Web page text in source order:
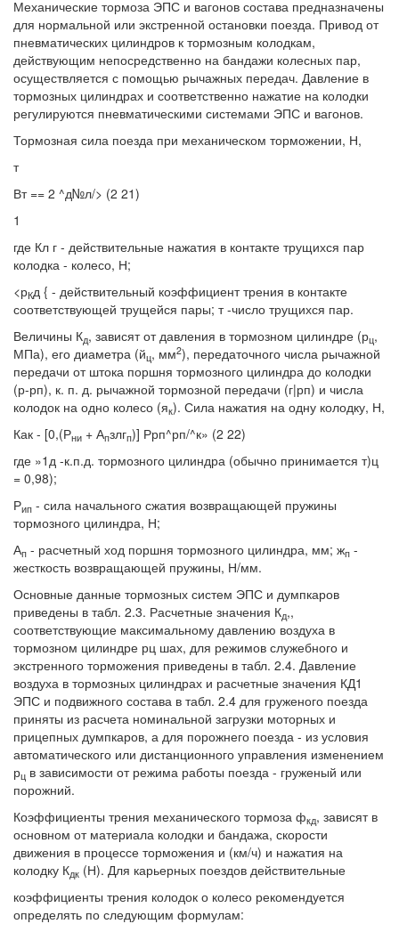
Механические тормоза ЭПС и вагонов состава предназначены
для нормальной или экстренной остановки поезда. Привод от
пневматических цилиндров к тормозным колодкам,
действующим непосредственно на бандажи колесных пар,
осуществляется с помощью рычажных передач. Давление в
тормозных цилиндрах и соответственно нажатие на колодки
регулируются пневматическими системами ЭПС и вагонов.
Тормозная сила поезда при механическом торможении, Н,
т
Вт == 2 ^д№л/> (2 21)
1
где Кл г - действительные нажатия в контакте трущихся пар
колодка - колесо, Н;
<рКд { - действительный коэффициент трения в контакте
соответствующей трущейся пары; т -число трущихся пар.
Величины Кд, зависят от давления в тормозном цилиндре (рц,
МПа), его диаметра (йц, мм2), передаточного числа рычажной
передачи от штока поршня тормозного цилиндра до колодки
(р-рп), к. п. д. рычажной тормозной передачи (г|рп) и числа
колодок на одно колесо (як). Сила нажатия на одну колодку, Н,
Как - [0,(Рни + Апзлгп)] Ррп^рп/^к» (2 22)
где »1д -к.п.д. тормозного цилиндра (обычно принимается т)ц
= 0,98);
Рип - сила начального сжатия возвращающей пружины
тормозного цилиндра, Н;
Ап - расчетный ход поршня тормозного цилиндра, мм; жп -
жесткость возвращающей пружины, Н/мм.
Основные данные тормозных систем ЭПС и думпкаров
приведены в табл. 2.3. Расчетные значения Кд,,
соответствующие максимальному давлению воздуха в
тормозном цилиндре рц шах, для режимов служебного и
экстренного торможения приведены в табл. 2.4. Давление
воздуха в тормозных цилиндрах и расчетные значения КД1
ЭПС и подвижного состава в табл. 2.4 для груженого поезда
приняты из расчета номинальной загрузки моторных и
прицепных думпкаров, а для порожнего поезда - из условия
автоматического или дистанционного управления изменением
рц в зависимости от режима работы поезда - груженый или
порожний.
Коэффициенты трения механического тормоза фкд, зависят в
основном от материала колодки и бандажа, скорости
движения в процессе торможения и (км/ч) и нажатия на
колодку Кдк (Н). Для карьерных поездов действительные
коэффициенты трения колодок о колесо рекомендуется
определять по следующим формулам: